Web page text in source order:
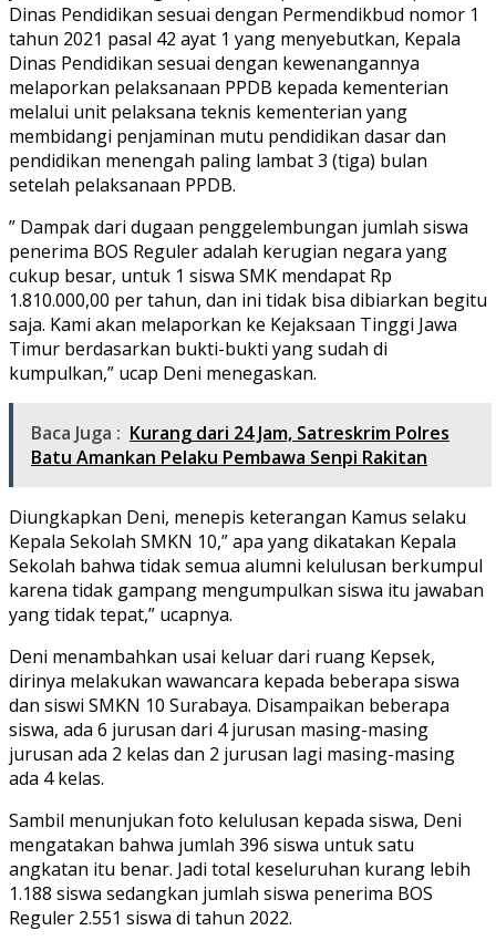
Dinas Pendidikan sesuai dengan Permendikbud nomor 1
tahun 2021 pasal 42 ayat 1 yang menyebutkan, Kepala
Dinas Pendidikan sesuai dengan kewenangannya
melaporkan pelaksanaan PPDB kepada kementerian
melalui unit pelaksana teknis kementerian yang
membidangi penjaminan mutu pendidikan dasar dan
pendidikan menengah paling lambat 3 (tiga) bulan
setelah pelaksanaan PPDB.
” Dampak dari dugaan penggelembungan jumlah siswa
penerima BOS Reguler adalah kerugian negara yang
cukup besar, untuk 1 siswa SMK mendapat Rp
1.810.000,00 per tahun, dan ini tidak bisa dibiarkan begitu
saja. Kami akan melaporkan ke Kejaksaan Tinggi Jawa
Timur berdasarkan bukti-bukti yang sudah di
kumpulkan,” ucap Deni menegaskan.
Baca Juga : Kurang dari 24 Jam, Satreskrim Polres
Batu Amankan Pelaku Pembawa Senpi Rakitan
Diungkapkan Deni, menepis keterangan Kamus selaku
Kepala Sekolah SMKN 10,” apa yang dikatakan Kepala
Sekolah bahwa tidak semua alumni kelulusan berkumpul
karena tidak gampang mengumpulkan siswa itu jawaban
yang tidak tepat,” ucapnya.
Deni menambahkan usai keluar dari ruang Kepsek,
dirinya melakukan wawancara kepada beberapa siswa
dan siswi SMKN 10 Surabaya. Disampaikan beberapa
siswa, ada 6 jurusan dari 4 jurusan masing-masing
jurusan ada 2 kelas dan 2 jurusan lagi masing-masing
ada 4 kelas.
Sambil menunjukan foto kelulusan kepada siswa, Deni
mengatakan bahwa jumlah 396 siswa untuk satu
angkatan itu benar. Jadi total keseluruhan kurang lebih
1.188 siswa sedangkan jumlah siswa penerima BOS
Reguler 2.551 siswa di tahun 2022.